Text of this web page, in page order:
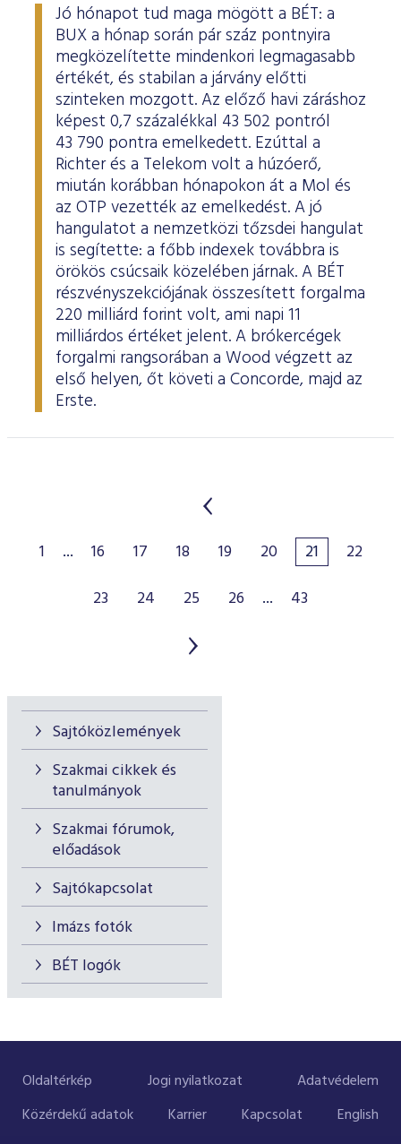
Sajtóközlemények
Szakmai cikkek és
tanulmányok
Szakmai fórumok,
előadások
Sajtókapcsolat
Imázs fotók
BÉT logók
Jó hónapot tud maga mögött a BÉT: a
BUX a hónap során pár száz pontnyira
megközelítette mindenkori legmagasabb
értékét, és stabilan a járvány előtti
szinteken mozgott. Az előző havi záráshoz
képest 0,7 százalékkal 43 502 pontról
43 790 pontra emelkedett. Ezúttal a
Richter és a Telekom volt a húzóerő,
miután korábban hónapokon át a Mol és
az OTP vezették az emelkedést. A jó
hangulatot a nemzetközi tőzsdei hangulat
is segítette: a főbb indexek továbbra is
örökös csúcsaik közelében járnak. A BÉT
részvényszekciójának összesített forgalma
220 milliárd forint volt, ami napi 11
milliárdos értéket jelent. A brókercégek
forgalmi rangsorában a Wood végzett az
első helyen, őt követi a Concorde, majd az
Erste.
1 ... 16 17 18 19 20 21
22
23
24 25 26 ... 43
Oldaltérkép Jogi nyilatkozat
Adatvédelem
Közérdekű adatok
Karrier Kapcsolat English